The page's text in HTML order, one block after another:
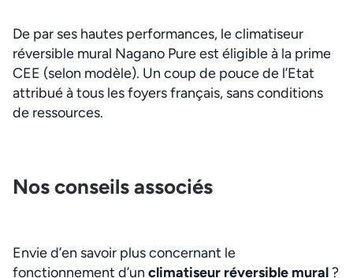
De par ses hautes performances, le climatiseur
réversible mural Nagano Pure est éligible à la prime
CEE (selon modèle). Un coup de pouce de l’Etat
attribué à tous les foyers français, sans conditions
de ressources.
Nos conseils associés
Envie d’en savoir plus concernant le
fonctionnement d’un climatiseur réversible mural?